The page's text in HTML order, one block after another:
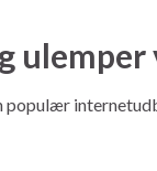
populær